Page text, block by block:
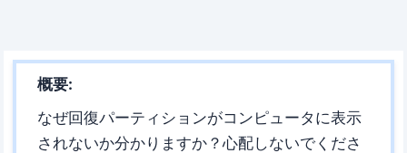
概要:
なぜ回復パーティションがコンピュータに表示
されないか分かりますか？心配しないでくださ